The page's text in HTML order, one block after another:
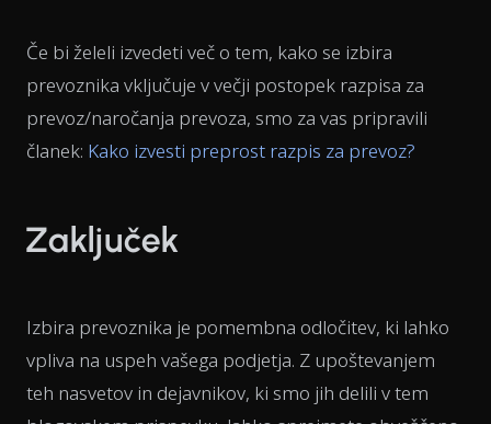
Če bi želeli izvedeti več o tem, kako se izbira
prevoznika vključuje v večji postopek razpisa za
prevoz/naročanja prevoza, smo za vas pripravili
članek: Kako izvesti preprost razpis za prevoz?
Zaključek
Izbira prevoznika je pomembna odločitev, ki lahko
vpliva na uspeh vašega podjetja. Z upoštevanjem
teh nasvetov in dejavnikov, ki smo jih delili v tem